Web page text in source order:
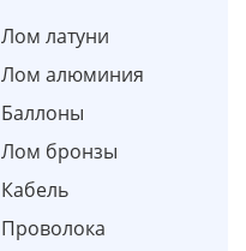
Лом латуни
Лом алюминия
Баллоны
Лом бронзы
Кабель
Проволока